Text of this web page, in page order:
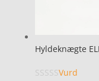
Hyldeknægte
Vurd